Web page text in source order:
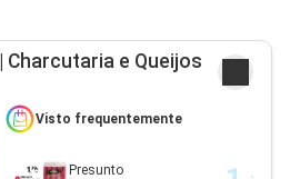
Charcutaria e Queijos
Visto frequentemente
Presunto